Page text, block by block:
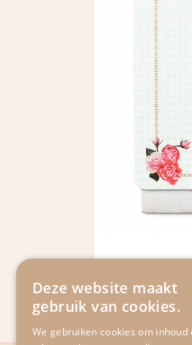
Deze website maakt
gebruik van cookies.
We gebruiken cookies om inhoud